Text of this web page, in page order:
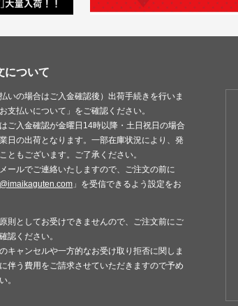
について
いの場合はご入金確認後）出荷手続きを行いま
支払いについて」をご確認ください。
ご入金確認が金曜日14時以降・土日祝日の場合
日の出荷となります。一部在庫状況により、発
ともございます。ご了承ください。
ールでご連絡いたしますので、ご注文の前に
」を受信できるよう設定をお
則としてお受けできませんので、ご注文前にご
認ください。
キャンセルや一方的なお受け取り拒否に関しま
伴う費用をご請求させていただきますので予め
。